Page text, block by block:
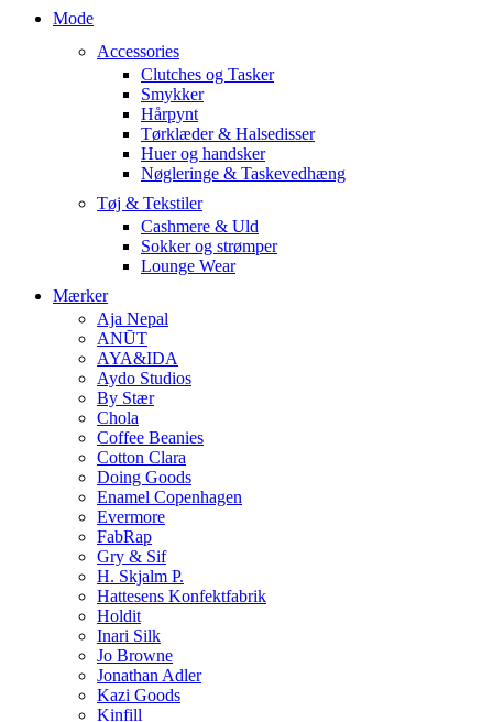
Mode
Accessories
Clutches og Tasker
Smykker
Hårpynt
Tørklæder & Halsedisser
Huer og handsker
Nøgleringe & Taskevedhæng
Tøj & Tekstiler
Cashmere & Uld
Sokker og strømper
Lounge Wear
Mærker
Aja Nepal
ANŪT
AYA&IDA
Aydo Studios
By Stær
Chola
Coffee Beanies
Cotton Clara
Doing Goods
Enamel Copenhagen
Evermore
FabRap
Gry & Sif
H. Skjalm P.
Hattesens Konfektfabrik
Holdit
Inari Silk
Jo Browne
Jonathan Adler
Kazi Goods
Kinfill